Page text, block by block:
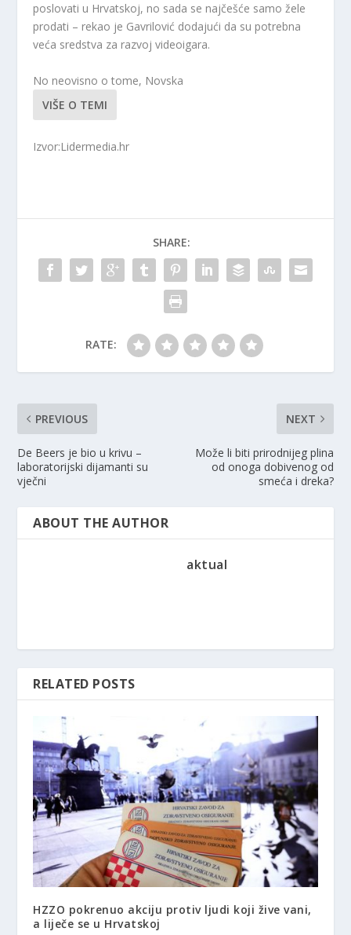
poslovati u Hrvatskoj, no sada se najčešće samo žele
prodati – rekao je Gavrilović dodajući da su potrebna
veća sredstva za razvoj videoigara.
No neovisno o tome, Novska
VIŠE O TEMI
Izvor:Lidermedia.hr
SHARE:
RATE:
PREVIOUS
De Beers je bio u krivu –
laboratorijski dijamanti su
vječni
NEXT
Može li biti prirodnijeg plina
od onoga dobivenog od
smeća i dreka?
ABOUT THE AUTHOR
aktual
RELATED POSTS
HZZO pokrenuo akciju protiv ljudi koji žive vani,
a liječe se u Hrvatskoj